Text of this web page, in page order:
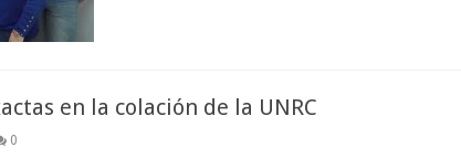
en la colación de la UNRC
0